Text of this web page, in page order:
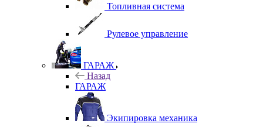
Топливная система
Рулевое управление
ГАРАЖ
Назад
ГАРАЖ
Экипировка механика